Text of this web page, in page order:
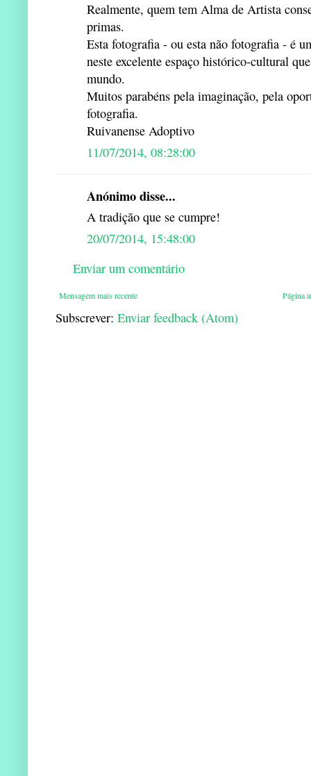
Realmente, quem tem Alma de Artista
primas.
Esta fotografia - ou esta não fotografia - é
neste excelente espaço histórico-cultural
mundo.
Muitos parabéns pela imaginação, pela
fotografia.
Ruivanense Adoptivo
11/07/2014, 08:28:00
Anónimo disse...
A tradição que se cumpre!
20/07/2014, 15:48:00
Enviar um comentário
Mensagem mais recente Página
Subscrever: Enviar feedback (Atom)